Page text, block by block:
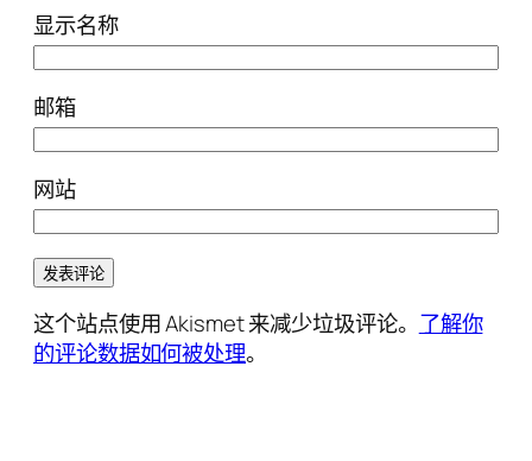
显示名称
邮箱
网站
这个站点使用 Akismet 来减少垃圾评论。 了解你
的评论数据如何被处理。